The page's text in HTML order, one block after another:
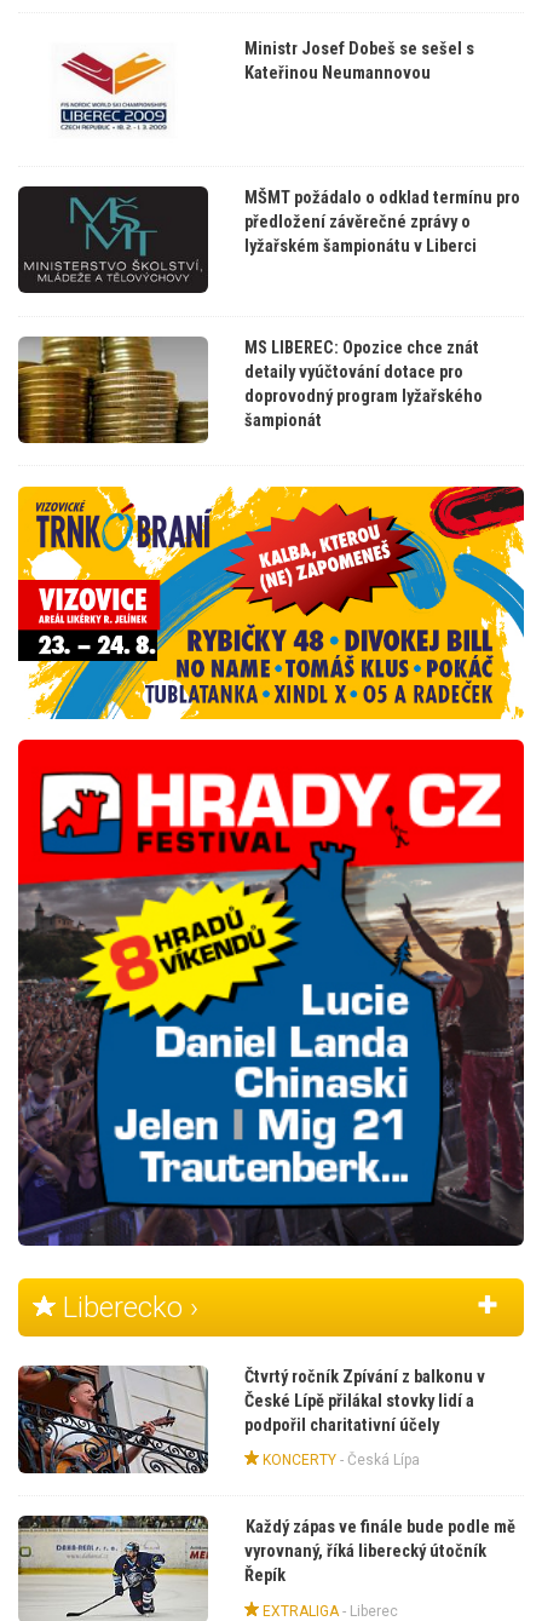
Ministr Josef Dobeš se sešel s
Kateřinou Neumannovou
MŠMT požádalo o odklad termínu pro
předložení závěrečné zprávy o
lyžařském šampionátu v Liberci
MS LIBEREC: Opozice chce znát
detaily vyúčtování dotace pro
doprovodný program lyžařského
šampionát
Liberecko ›
Čtvrtý ročník Zpívání z balkonu v
České Lípě přilákal stovky lidí a
podpořil charitativní účely
KONCERTY- Česká Lípa
Každý zápas ve finále bude podle mě
vyrovnaný, říká liberecký útočník
Řepík
EXTRALIGA- Liberec